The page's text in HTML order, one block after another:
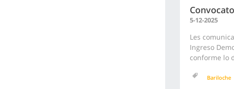
5-12-2025
Les
Ingreso
conforme lo
Bariloche